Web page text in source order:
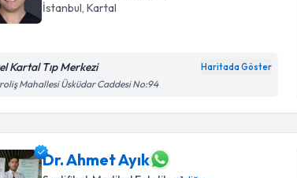
İstanbul, Kartal
Kartal Tıp Merkezi Haritada Göster
Mahallesi Üsküdar Caddesi No:94
Dr. Ahmet Ayık